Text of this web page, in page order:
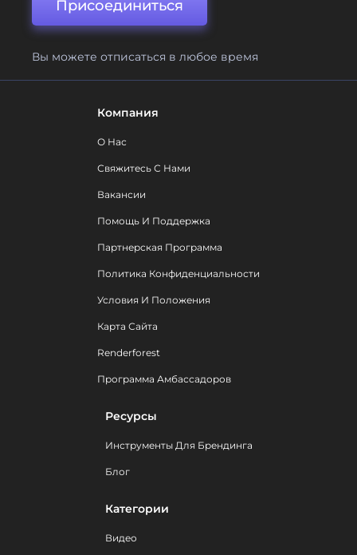
Присоединиться
Вы можете отписаться в любое время
Компания
О Нас
Свяжитесь С Нами
Вакансии
Помощь И Поддержка
Партнерская Программа
Политика Конфиденциальности
Условия И Положения
Карта Сайта
Renderforest
Программа Амбассадоров
Ресурсы
Инструменты Для Брендинга
Блог
Категории
Видео